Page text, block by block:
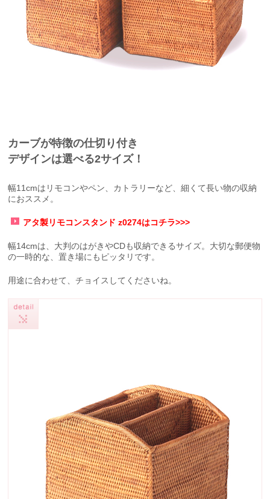
カーブが特徴の仕切り付き
デザインは選べる2サイズ！
幅11cmはリモコンやペン、カトラリーなど、細くて長い物の収納
におススメ。
アタ製リモコンスタンド z0274はコチラ>>>
幅14cmは、大判のはがきやCDも収納できるサイズ。大切な郵便物
の一時的な、置き場にもピッタリです。
用途に合わせて、チョイスしてくださいね。